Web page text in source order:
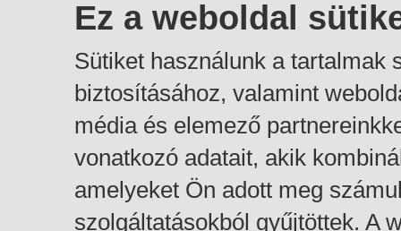
Ez a weboldal
Sütiket használunk a tartalmak
biztosításához, valamint
média és elemező
vonatkozó adatait, akik
amelyeket Ön adott meg
szolgáltatásokból gyűjtöttek. A